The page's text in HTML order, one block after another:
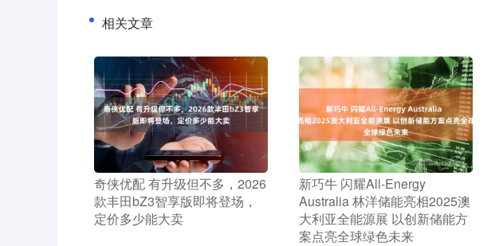
相关文章
​奇侠优配 有升级但不多，2026
款丰田bZ3智享版即将登场，
定价多少能大卖
​新巧牛 闪耀All-Energy
Australia 林洋储能亮相2025澳
大利亚全能源展 以创新储能方
案点亮全球绿色未来